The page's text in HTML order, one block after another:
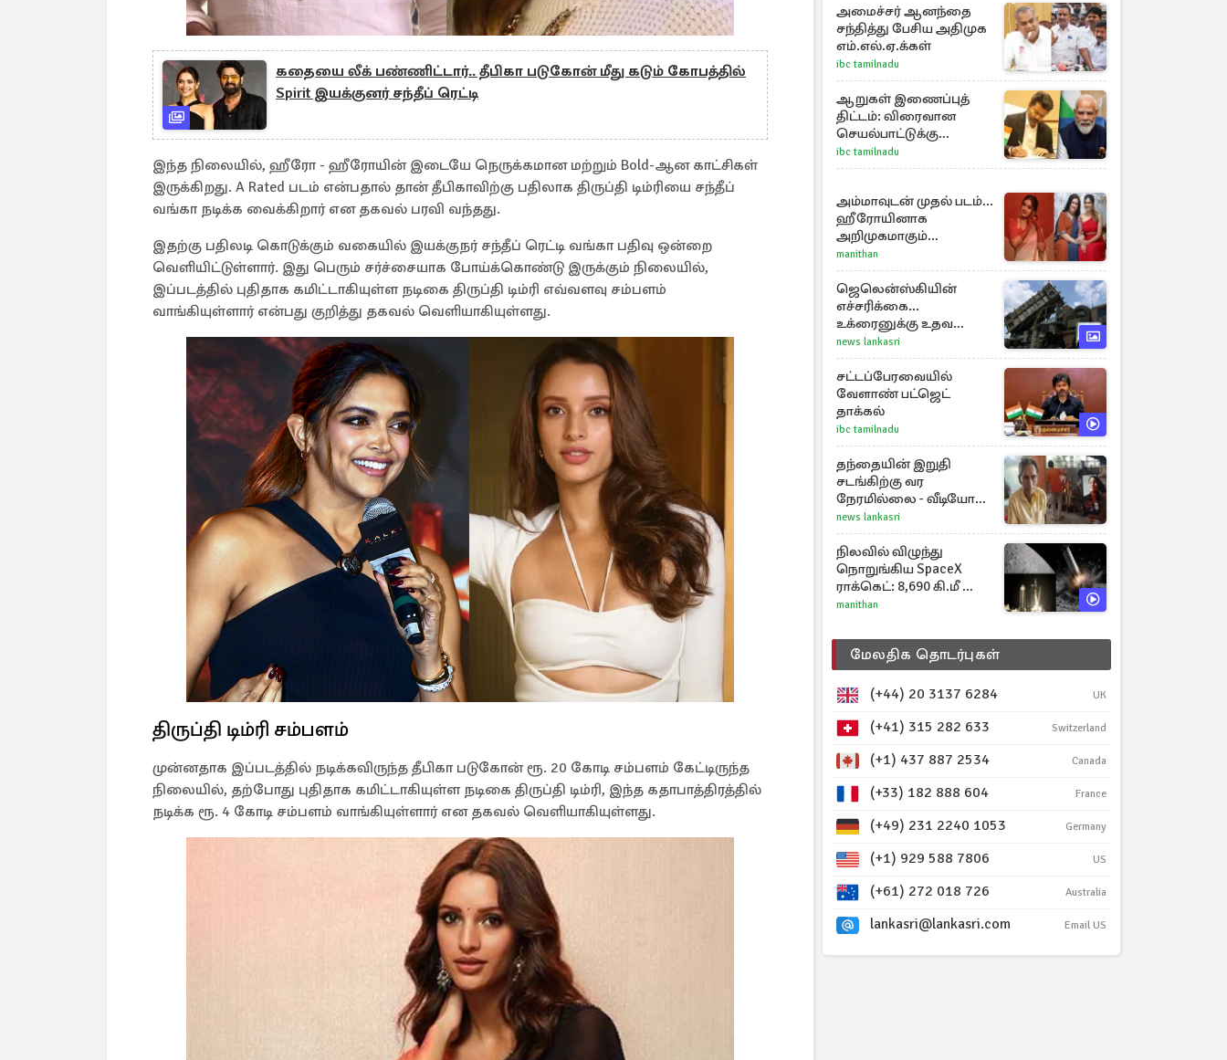
கதையை லீக் பண்ணிட்டார்.. தீபிகா படுகோன் மீது கடும் கோபத்தில்
Spirit இயக்குனர் சந்தீப் ரெட்டி
இந்த நிலையில், ஹீரோ - ஹீரோயின் இடையே நெருக்கமான மற்றும் Bold-ஆன காட்சிகள்
இருக்கிறது. A Rated படம் என்பதால் தான் தீபிகாவிற்கு பதிலாக திருப்தி டிம்ரியை சந்தீப்
வங்கா நடிக்க வைக்கிறார் என தகவல் பரவி வந்தது.
இதற்கு பதிலடி கொடுக்கும் வகையில் இயக்குநர் சந்தீப் ரெட்டி வங்கா பதிவு ஒன்றை
வெளியிட்டுள்ளார். இது பெரும் சர்ச்சையாக போய்க்கொண்டு இருக்கும் நிலையில்,
இப்படத்தில் புதிதாக கமிட்டாகியுள்ள நடிகை திருப்தி டிம்ரி எவ்வளவு சம்பளம்
வாங்கியுள்ளார் என்பது குறித்து தகவல் வெளியாகியுள்ளது.
திருப்தி டிம்ரி சம்பளம்
முன்னதாக இப்படத்தில் நடிக்கவிருந்த தீபிகா படுகோன் ரூ. 20 கோடி சம்பளம் கேட்டிருந்த
நிலையில், தற்போது புதிதாக கமிட்டாகியுள்ள நடிகை திருப்தி டிம்ரி, இந்த கதாபாத்திரத்தில்
நடிக்க ரூ. 4 கோடி சம்பளம் வாங்கியுள்ளார் என தகவல் வெளியாகியுள்ளது.
அமைச்சர் ஆனந்தை
சந்தித்து பேசிய அதிமுக
எம்.எல்.ஏ.க்கள்
ibc tamilnadu
ஆறுகள் இணைப்புத்
திட்டம்: விரைவான
செயல்பாட்டுக்கு
பிரதமருக்கு
முதலமைச்சர் கடிதம்
ibc tamilnadu
அம்மாவுடன் முதல் படம்...
ஹீரோயினாக
அறிமுகமாகும்
ஊர்வசியின் மகள்
தேஜலட்சுமி!
manithan
ஜெலென்ஸ்கியின்
எச்சரிக்கை...
உக்ரைனுக்கு உதவ
தீவிரமாகக் களமிறங்கிய
நேட்டோ
news lankasri
சட்டப்பேரவையில்
வேளாண் பட்ஜெட்
தாக்கல்
ibc tamilnadu
தந்தையின் இறுதி
சடங்கிற்கு வர
நேரமில்லை - வீடியோ
காலில் பார்த்த மகள்கள்
news lankasri
நிலவில் விழுந்து
நொறுங்கிய SpaceX
ராக்கெட்: 8,690 கி.மீ வேக
மோதலால் உருவான
manithan
மேலதிக தொடர்புகள்
(+44) 20 3137 6284 UK
(+41) 315 282 633 Switzerland
(+1) 437 887 2534 Canada
(+33) 182 888 604 France
(+49) 231 2240 1053 Germany
(+1) 929 588 7806 US
(+61) 272 018 726 Australia
lankasri@lankasri.com Email US